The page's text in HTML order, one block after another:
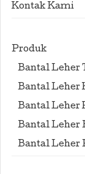
Kontak Kami
Produk
Bantal Leher
Bantal Leher
Bantal Leher
Bantal Leher
Bantal Leher